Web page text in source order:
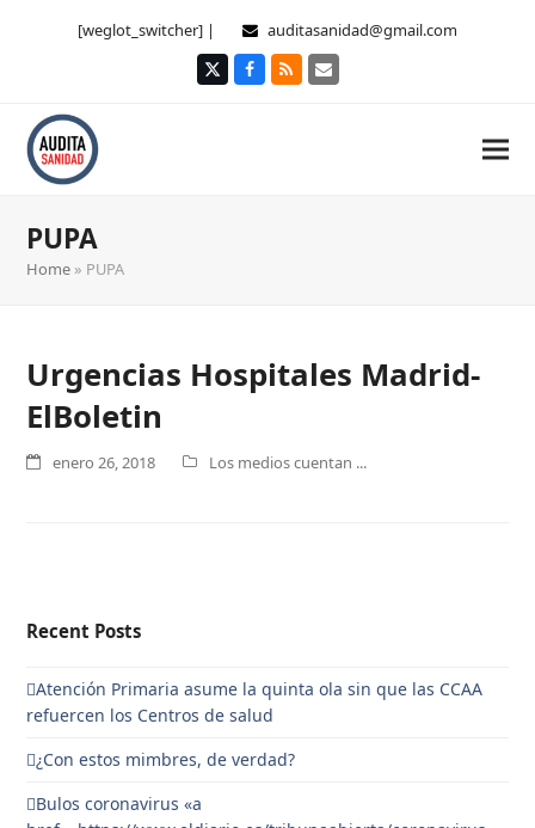
[weglot_switcher] | auditasanidad@gmail.com
TwitterFacebook
RSS Correo
PUPA
Home » PUPA
Urgencias Hospitales Madrid-
ElBoletin
enero 26, 2018 Los medios cuentan ...
Recent Posts
Atención Primaria asume la quinta ola sin que las CCAA
refuercen los Centros de salud
¿Con estos mimbres, de verdad?
Bulos coronavirus «a